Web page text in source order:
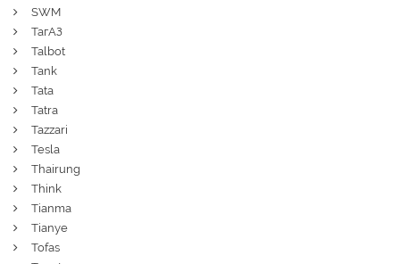
SWM
ТагАЗ
Talbot
Tank
Tata
Tatra
Tazzari
Tesla
Thairung
Think
Tianma
Tianye
Tofas